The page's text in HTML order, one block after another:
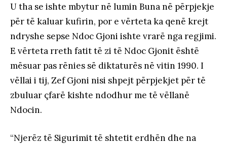
U tha se ishte mbytur në lumin Buna në përpjekje
për të kaluar kufirin, por e vërteta ka qenë krejt
ndryshe sepse Ndoc Gjoni ishte vrarë nga regjimi.
E vërteta rreth fatit të zi të Ndoc Gjonit është
mësuar pas rënies së diktaturës në vitin 1990. I
vëllai i tij, Zef Gjoni nisi shpejt përpjekjet për të
zbuluar çfarë kishte ndodhur me të vëllanë
Ndocin.
“Njerëz të Sigurimit të shtetit erdhën dhe na